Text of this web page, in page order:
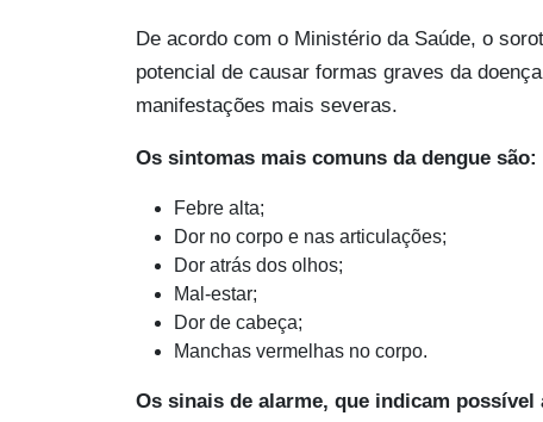
De acordo com o Ministério da Saúde, o
potencial de causar formas graves da
manifestações mais severas.
Os sintomas mais comuns da dengue são:
Febre alta;
Dor no corpo e nas articulações;
Dor atrás dos olhos;
Mal-estar;
Dor de cabeça;
Manchas vermelhas no corpo.
Os sinais de alarme, que indicam